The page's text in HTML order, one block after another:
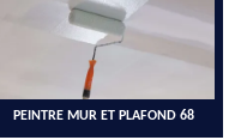
PEINTRE MUR ET PLAFOND 68